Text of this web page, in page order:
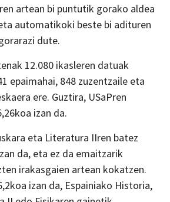
artean bi puntutik gorako aldea
automatikoki beste bi adituren
dute.
12.080 ikasleren datuak
epaimahai, 848 zuzentzaile eta
ere. Guztira, USaPren
izan da.
eta Literatura IIren batez
da, eta ez da emaitzarik
irakasgaien artean kokatzen.
izan da, Espainiako Historia,